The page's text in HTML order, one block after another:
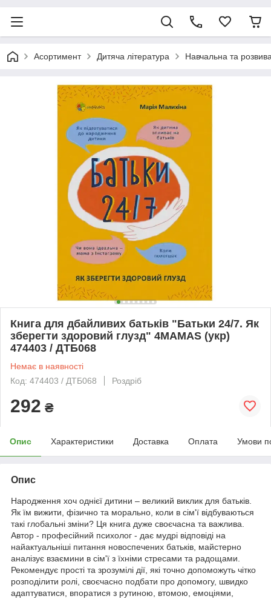
Асортимент Дитяча література Навчальна та
Книга для дбайливих батьків "Батьки 24/7. Як
зберегти здоровий глузд" 4MAMAS (укр)
474403 / ДТБ068
Немає в наявності
Код: 474403 / ДТБ068
Роздріб
292 ₴
Опис Характеристики Доставка Оплата Умови
Опис
Народження хоч однієї дитини – великий виклик для батьків.
Як їм вижити, фізично та морально, коли в сім'ї відбуваються
такі глобальні зміни? Ця книга дуже своєчасна та важлива.
Автор - професійний психолог - дає мудрі відповіді на
найактуальніші питання новоспечених батьків, майстерно
аналізує взаємини в сім'ї з їхніми стресами та радощами.
Рекомендує прості та зрозумілі дії, які точно допоможуть чітко
розподілити ролі, своєчасно подбати про допомогу, швидко
адаптуватися, впоратися з рутиною, втомою, емоціями,